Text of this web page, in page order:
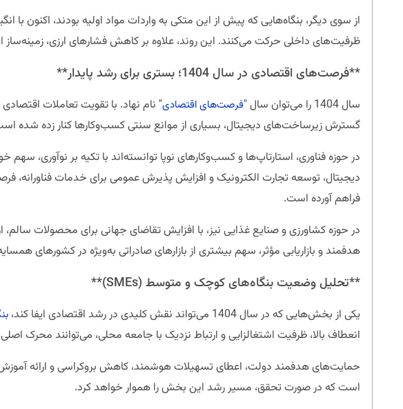
از سوی دیگر، بنگاه‌هایی که پیش از این متکی به واردات مواد اولیه بودند، اکنون با
ظرفیت‌های داخلی حرکت می‌کنند. این روند، علاوه بر کاهش فشارهای ارزی، زمینه‌ساز
**فرصت‌های اقتصادی در سال 1404؛ بستری برای رشد پایدار**
سال 1404 را می‌توان سال " فرصت‌های اقتصادی" نام نهاد. با تقویت تعاملات
گسترش زیرساخت‌های دیجیتال، بسیاری از موانع سنتی کسب‌وکارها کنار زده شده
در حوزه فناوری، استارتاپ‌ها و کسب‌وکارهای نوپا توانسته‌اند با تکیه بر نوآوری،
دیجیتال، توسعه تجارت الکترونیک و افزایش پذیرش عمومی برای خدمات
فراهم آورده است.
در حوزه کشاورزی و صنایع غذایی نیز، با افزایش تقاضای جهانی برای محصولات سالم،
هدفمند و بازاریابی مؤثر، سهم بیشتری از بازارهای صادراتی به‌ویژه در کشورهای
**تحلیل وضعیت بنگاه‌های کوچک و متوسط (SMEs)**
یکی از بخش‌هایی که در سال 1404 می‌تواند نقش کلیدی در رشد اقتصادی ایفا کند،
انعطاف بالا، ظرفیت اشتغالزایی و ارتباط نزدیک با جامعه محلی، می‌توانند محرک
حمایت‌های هدفمند دولت، اعطای تسهیلات هوشمند، کاهش بروکراسی و ارائه
است که در صورت تحقق، مسیر رشد این بخش را هموار خواهد کرد.